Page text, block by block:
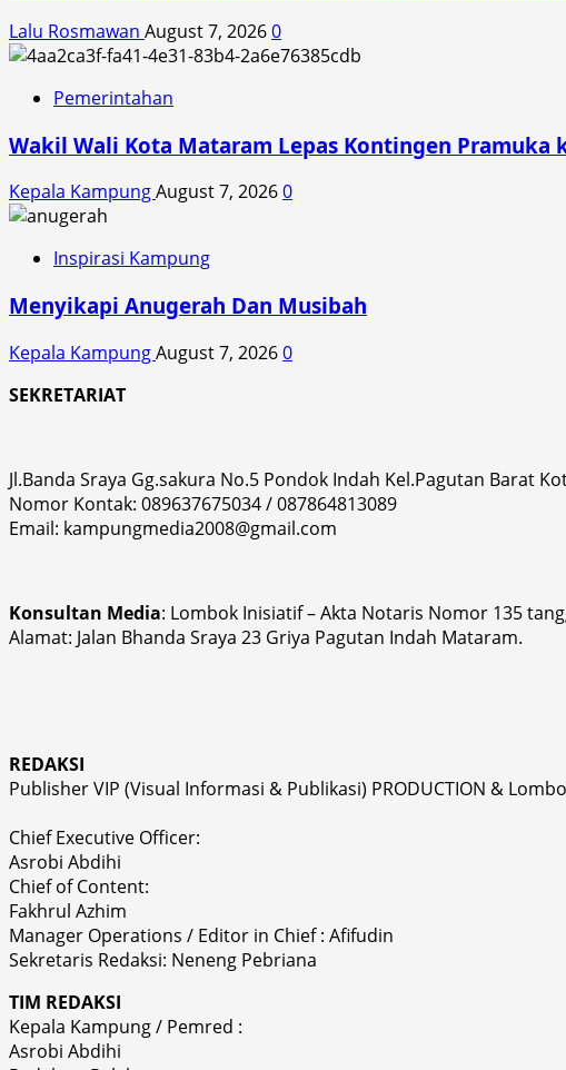
Lalu Rosmawan August 7, 20260
Pemerintahan
Wakil Wali Kota Mataram Lepas Kontingen Pramuka
Kepala KampungAugust 7, 20260
Inspirasi Kampung
Menyikapi Anugerah Dan Musibah
Kepala KampungAugust 7, 20260
SEKRETARIAT
Jl.Banda Sraya Gg.sakura No.5 Pondok Indah Kel.Pagutan Barat
Nomor Kontak: 089637675034 / 087864813089
Email: kampungmedia2008@gmail.com
Konsultan Media: Lombok Inisiatif – Akta Notaris Nomor 135
Alamat: Jalan Bhanda Sraya 23 Griya Pagutan Indah Mataram.
REDAKSI
Publisher VIP (Visual Informasi & Publikasi) PRODUCTION &
Chief Executive Officer:
Asrobi Abdihi
Chief of Content:
Fakhrul Azhim
Manager Operations / Editor in Chief : Afifudin
Sekretaris Redaksi: Neneng Pebriana
TIM REDAKSI
Kepala Kampung / Pemred :
Asrobi Abdihi